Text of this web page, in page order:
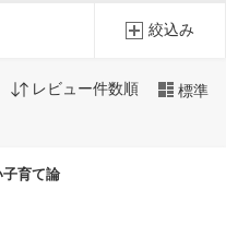
絞込み
レビュー件数順 標準
育て論